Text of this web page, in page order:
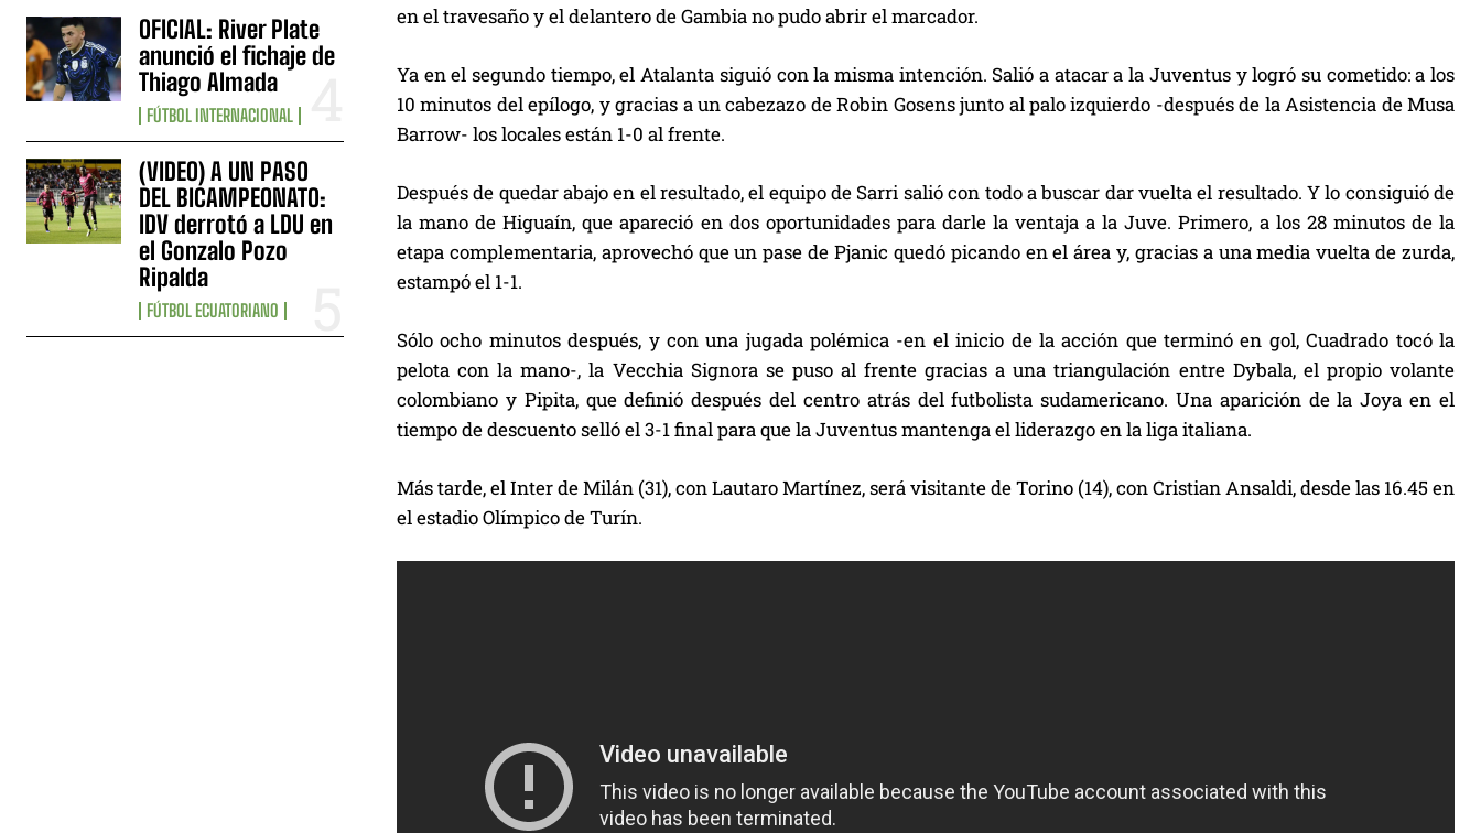
OFICIAL: River Plate
anunció el fichaje de
Thiago Almada
FÚTBOL INTERNACIONAL
(VIDEO) A UN PASO
DEL BICAMPEONATO:
IDV derrotó a LDU en
el Gonzalo Pozo
Ripalda
FÚTBOL ECUATORIANO
en el travesaño y el delantero de Gambia no pudo abrir el marcador.
Ya en el segundo tiempo, el Atalanta siguió con la misma intención. Salió a atacar a la Juventus y logró su cometido: a los
10 minutos del epílogo, y gracias a un cabezazo de Robin Gosens junto al palo izquierdo -después de la Asistencia de Musa
Barrow- los locales están 1-0 al frente.
Después de quedar abajo en el resultado, el equipo de Sarri salió con todo a buscar dar vuelta el resultado. Y lo consiguió de
la mano de Higuaín, que apareció en dos oportunidades para darle la ventaja a la Juve. Primero, a los 28 minutos de la
etapa complementaria, aprovechó que un pase de Pjanic quedó picando en el área y, gracias a una media vuelta de zurda,
estampó el 1-1.
Sólo ocho minutos después, y con una jugada polémica -en el inicio de la acción que terminó en gol, Cuadrado tocó la
pelota con la mano-, la Vecchia Signora se puso al frente gracias a una triangulación entre Dybala, el propio volante
colombiano y Pipita, que definió después del centro atrás del futbolista sudamericano. Una aparición de la Joya en el
tiempo de descuento selló el 3-1 final para que la Juventus mantenga el liderazgo en la liga italiana.
Más tarde, el Inter de Milán (31), con Lautaro Martínez, será visitante de Torino (14), con Cristian Ansaldi, desde las 16.45 en
el estadio Olímpico de Turín.